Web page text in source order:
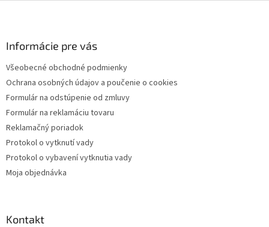
Informácie pre vás
Všeobecné obchodné podmienky
Ochrana osobných údajov a poučenie o cookies
Formulár na odstúpenie od zmluvy
Formulár na reklamáciu tovaru
Reklamačný poriadok
Protokol o vytknutí vady
Protokol o vybavení vytknutia vady
Moja objednávka
Kontakt